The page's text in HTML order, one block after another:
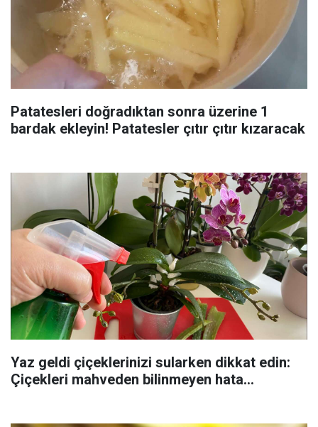
Patatesleri doğradıktan sonra üzerine 1
bardak ekleyin! Patatesler çıtır çıtır kızaracak
Yaz geldi çiçeklerinizi sularken dikkat edin:
Çiçekleri mahveden bilinmeyen hata...